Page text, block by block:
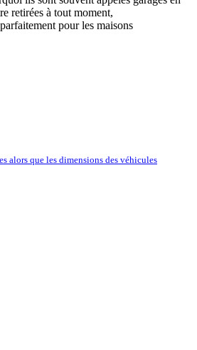
retirées à tout moment,
pour les maisons
alors que les dimensions des véhicules